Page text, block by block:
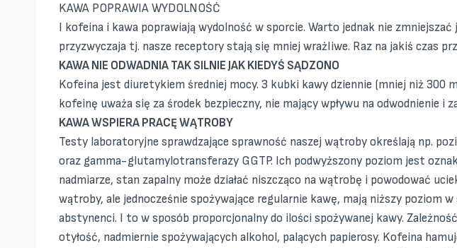
KAWA POPRAWIA WYDOLNOŚĆ
I kofeina i kawa poprawiają wydolność w sporcie. Warto jednak nie
przyzwyczaja tj. nasze receptory stają się mniej wrażliwe. Raz na jakiś czas
KAWA NIE ODWADNIA TAK SILNIE JAK KIEDYŚ SĄDZONO
Kofeina jest diuretykiem średniej mocy. 3 kubki kawy dziennie (mniej niż 300
kofeinę uważa się za środek bezpieczny, nie mający wpływu na odwodnienie i
KAWA WSPIERA PRACĘ WĄTROBY
Testy laboratoryjne sprawdzające sprawność naszej wątroby określają np.
oraz gamma-glutamylotransferazy GGTP. Ich podwyższony poziom jest
nadmiarze, stan zapalny może działać niszcząco na wątrobę i powodować
wątroby, ale jednocześnie spożywające regularnie kawę, mają niższy
abstynenci. I to w sposób proporcjonalny do ilości spożywanej kawy.
otyłość, nadmiernie spożywających alkohol, palących papierosy. Kofeina